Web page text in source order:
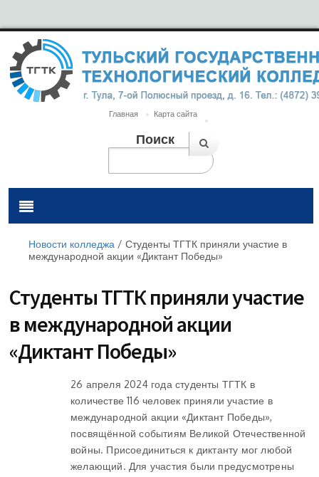
Главная Карта сайта
Поиск
Новости колледжа / Студенты ТГТК приняли участие в
международной акции «Диктант Победы»
Студенты ТГТК приняли участие
в международной акции
«Диктант Победы»
26 апреля 2024 года студенты ТГТК в
количестве 116 человек приняли участие в
международной акции «Диктант Победы»,
посвящённой событиям Великой Отечественной
войны. Присоединиться к диктанту мог любой
желающий. Для участия были предусмотрены